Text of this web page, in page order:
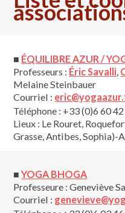
■ ÉQUILIBRE AZUR /
Professeurs : Éric Savalli,
Melaine Steinbauer
Courriel :
Téléphone : +33 (0)6 60
Lieux : Le Rouret,
Grasse, Antibes, Sophia)-
■YOGA BHOGA
Professeure : Geneviève
Courriel :